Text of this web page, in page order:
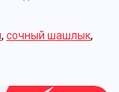
, сочный шашлык,